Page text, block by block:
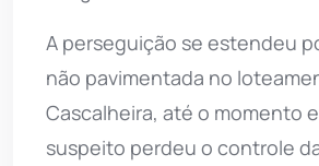
A perseguição se estendeu
não pavimentada no
Cascalheira, até o momento
suspeito perdeu o controle